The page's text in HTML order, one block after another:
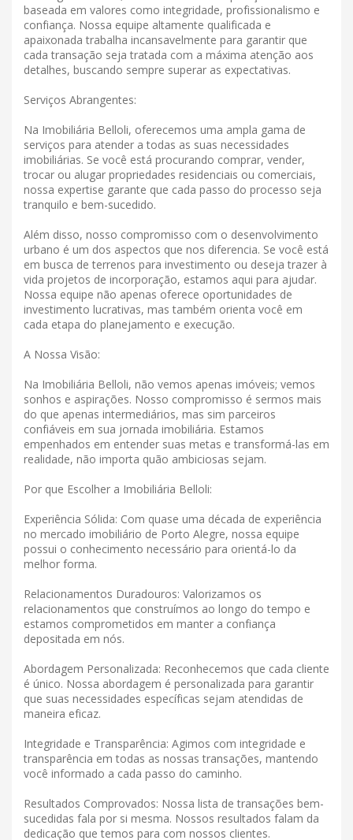
baseada em valores como integridade, profissionalismo e
confiança. Nossa equipe altamente qualificada e
apaixonada trabalha incansavelmente para garantir que
cada transação seja tratada com a máxima atenção aos
detalhes, buscando sempre superar as expectativas.
Serviços Abrangentes:
Na Imobiliária Belloli, oferecemos uma ampla gama de
serviços para atender a todas as suas necessidades
imobiliárias. Se você está procurando comprar, vender,
trocar ou alugar propriedades residenciais ou comerciais,
nossa expertise garante que cada passo do processo seja
tranquilo e bem-sucedido.
Além disso, nosso compromisso com o desenvolvimento
urbano é um dos aspectos que nos diferencia. Se você está
em busca de terrenos para investimento ou deseja trazer à
vida projetos de incorporação, estamos aqui para ajudar.
Nossa equipe não apenas oferece oportunidades de
investimento lucrativas, mas também orienta você em
cada etapa do planejamento e execução.
A Nossa Visão:
Na Imobiliária Belloli, não vemos apenas imóveis; vemos
sonhos e aspirações. Nosso compromisso é sermos mais
do que apenas intermediários, mas sim parceiros
confiáveis ​​em sua jornada imobiliária. Estamos
empenhados em entender suas metas e transformá-las em
realidade, não importa quão ambiciosas sejam.
Por que Escolher a Imobiliária Belloli:
Experiência Sólida: Com quase uma década de experiência
no mercado imobiliário de Porto Alegre, nossa equipe
possui o conhecimento necessário para orientá-lo da
melhor forma.
Relacionamentos Duradouros: Valorizamos os
relacionamentos que construímos ao longo do tempo e
estamos comprometidos em manter a confiança
depositada em nós.
Abordagem Personalizada: Reconhecemos que cada cliente
é único. Nossa abordagem é personalizada para garantir
que suas necessidades específicas sejam atendidas de
maneira eficaz.
Integridade e Transparência: Agimos com integridade e
transparência em todas as nossas transações, mantendo
você informado a cada passo do caminho.
Resultados Comprovados: Nossa lista de transações bem-
sucedidas fala por si mesma. Nossos resultados falam da
dedicação que temos para com nossos clientes.